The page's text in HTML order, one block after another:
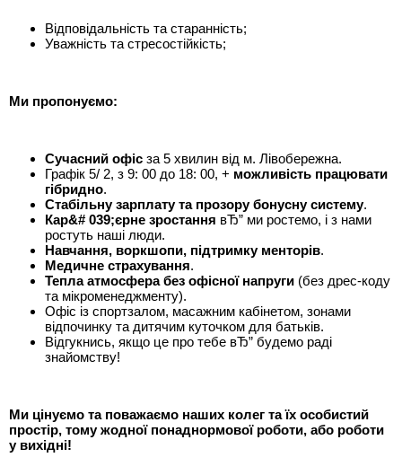
Відповідальність та старанність;
Уважність та стресостійкість;
Ми пропонуємо:
Сучасний офіс за 5 хвилин від м. Лівобережна.
Графік 5/ 2, з 9: 00 до 18: 00, + можливість працювати
гібридно.
Стабільну зарплату та прозору бонусну систему.
Кар&# 039;єрне зростання вЂ” ми ростемо, і з нами
ростуть наші люди.
Навчання, воркшопи, підтримку менторів.
Медичне страхування.
Тепла атмосфера без офісної напруги (без дрес-коду
та мікроменеджменту).
Офіс із спортзалом, масажним кабінетом, зонами
відпочинку та дитячим куточком для батьків.
Відгукнись, якщо це про тебе вЂ” будемо раді
знайомству!
Ми цінуємо та поважаємо наших колег та їх особистий
простір, тому жодної понаднормової роботи, або роботи
у вихідні!